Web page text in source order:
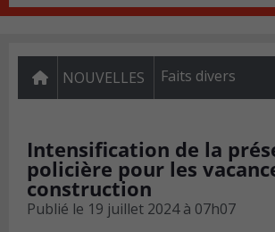
NOUVELLES Faits divers
Intensification de la
policière pour les
construction
Publié le 19 juillet 2024 à 07h07